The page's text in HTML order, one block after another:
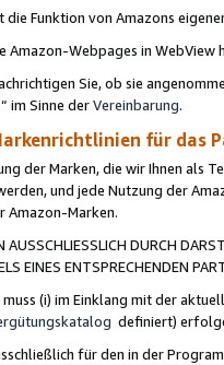
Funktion von Amazons
Amazon-Webpages in WebView
Sie, ob sie
“ im Sinne derVereinbarung.
für das
der Marken, die wir Ihnen als
und jede Nutzung der
Amazon-Marken.
AUSSCHLIESSLICH DURCH
EINES ENTSPRECHENDEN
(i) im Einklang mit der
definiert)
für den in der